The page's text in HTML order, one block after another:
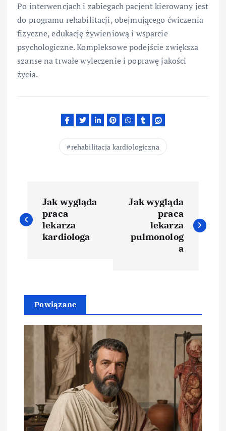
Po interwencjach i zabiegach pacjent kierowany jest
do programu rehabilitacji, obejmującego ćwiczenia
fizyczne, edukację żywieniową i wsparcie
psychologiczne. Kompleksowe podejście zwiększa
szanse na trwałe wyleczenie i poprawę jakości
życia.
rehabilitacja kardiologiczna
a
g
a
w
Jak wygląda
praca
lekarza
kardiologa
Jak wygląda
praca
lekarza
pulmonolog
a
Powiązane